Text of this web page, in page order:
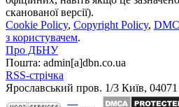
сканованої версії).
Cookie Policy, Copyright Policy,
з користувачем.
Про ДБНУ
Пошта: admin[а]dbn.co.ua
RSS-стрічка
Ярославський пров. 1/3 Київ, 04071